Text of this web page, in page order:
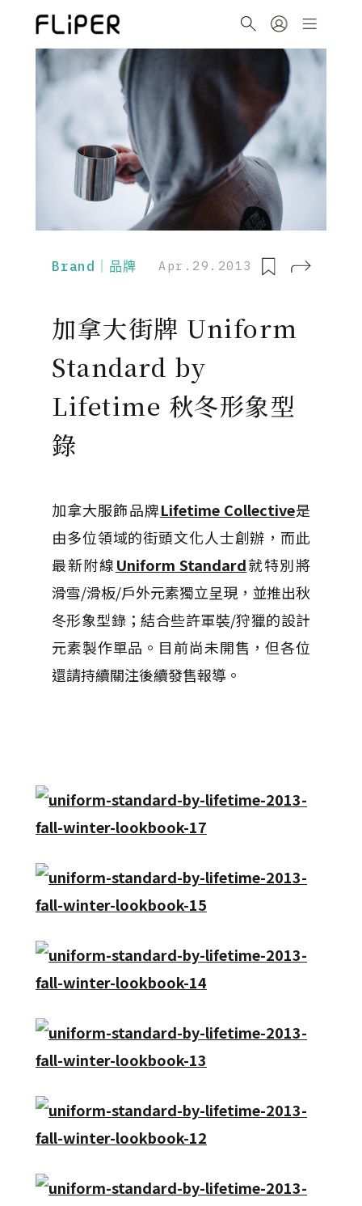
Brand｜品牌 Apr.29.2013
加拿大街牌 Uniform
Standard by
Lifetime 秋冬形象型
錄
加拿大服飾品牌Lifetime Collective是
由多位領域的街頭文化人士創辦，而此
最新附線Uniform Standard就特別將
滑雪/滑板/戶外元素獨立呈現，並推出秋
冬形象型錄；結合些許軍裝/狩獵的設計
元素製作單品。目前尚未開售，但各位
還請持續關注後續發售報導。